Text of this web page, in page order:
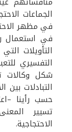
الجماعات
في مظهر
في استعمال
التأويلات
التفسيري
شكل وكالات
التبادلات بين
حسب رأينا
تسيير
الاحتجاجية.